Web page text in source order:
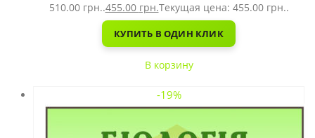
510.00 грн..455.00 грн.Текущая цена: 455.00 грн..
КУПИТЬ В ОДИН КЛИК
В корзину
-19%